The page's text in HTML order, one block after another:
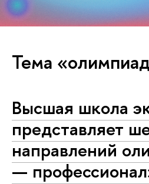
Тема
Высшая школа
представляет
направлений
—